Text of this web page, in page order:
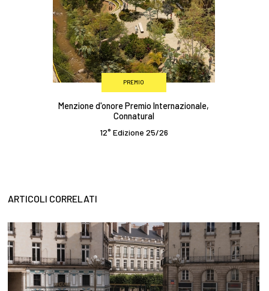
PREMIO
Menzione d'onore Premio Internazionale,
Connatural
12° Edizione 25/26
ARTICOLI CORRELATI